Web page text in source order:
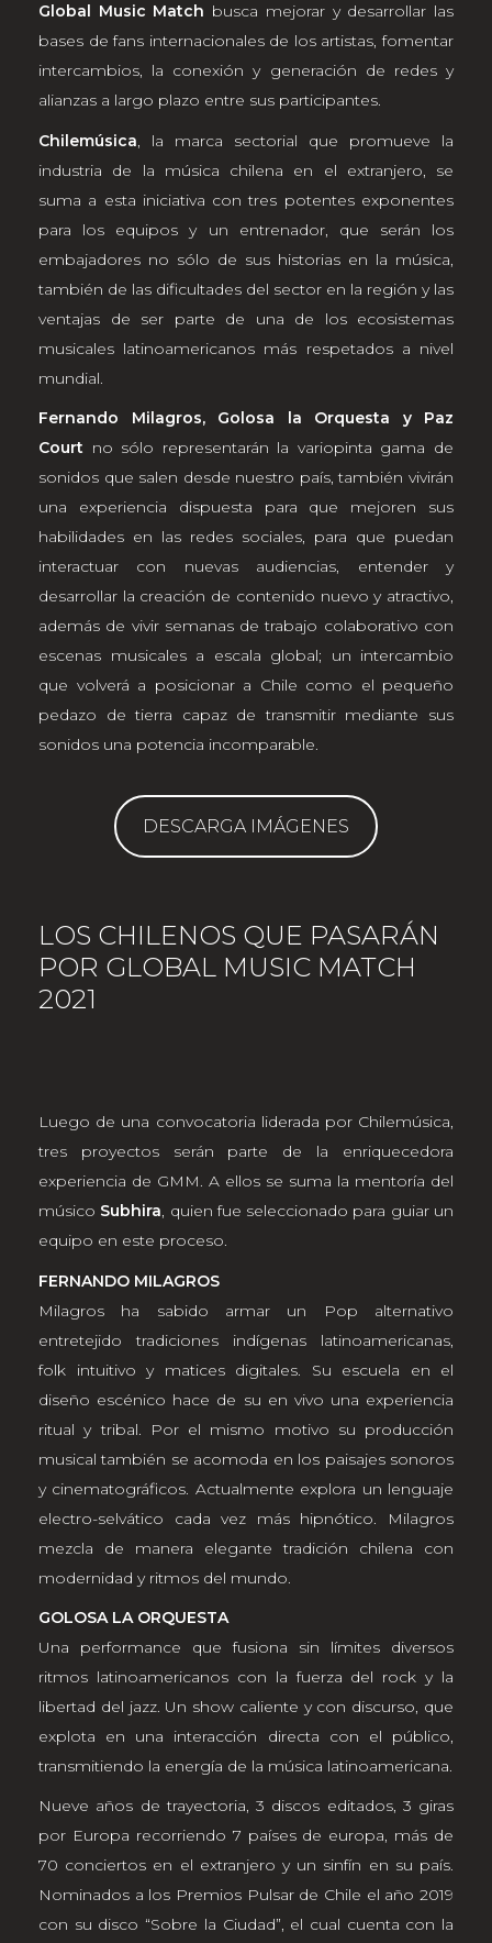
Global Music Match busca mejorar y desarrollar las
bases de fans internacionales de los artistas, fomentar
intercambios, la conexión y generación de redes y
alianzas a largo plazo entre sus participantes.
Chilemúsica, la marca sectorial que promueve la
industria de la música chilena en el extranjero, se
suma a esta iniciativa con tres potentes exponentes
para los equipos y un entrenador, que serán los
embajadores no sólo de sus historias en la música,
también de las dificultades del sector en la región y las
ventajas de ser parte de una de los ecosistemas
musicales latinoamericanos más respetados a nivel
mundial.
Fernando Milagros, Golosa la Orquesta y Paz
Court no sólo representarán la variopinta gama de
sonidos que salen desde nuestro país, también vivirán
una experiencia dispuesta para que mejoren sus
habilidades en las redes sociales, para que puedan
interactuar con nuevas audiencias, entender y
desarrollar la creación de contenido nuevo y atractivo,
además de vivir semanas de trabajo colaborativo con
escenas musicales a escala global; un intercambio
que volverá a posicionar a Chile como el pequeño
pedazo de tierra capaz de transmitir mediante sus
sonidos una potencia incomparable.
DESCARGA IMÁGENES
LOS CHILENOS QUE PASARÁN
POR GLOBAL MUSIC MATCH
2021
Luego de una convocatoria liderada por Chilemúsica,
tres proyectos serán parte de la enriquecedora
experiencia de GMM. A ellos se suma la mentoría del
músico Subhira, quien fue seleccionado para guiar un
equipo en este proceso.
FERNANDO MILAGROS
Milagros ha sabido armar un Pop alternativo
entretejido tradiciones indígenas latinoamericanas,
folk intuitivo y matices digitales. Su escuela en el
diseño escénico hace de su en vivo una experiencia
ritual y tribal. Por el mismo motivo su producción
musical también se acomoda en los paisajes sonoros
y cinematográficos. Actualmente explora un lenguaje
electro-selvático cada vez más hipnótico. Milagros
mezcla de manera elegante tradición chilena con
modernidad y ritmos del mundo.
GOLOSA LA ORQUESTA
Una performance que fusiona sin límites diversos
ritmos latinoamericanos con la fuerza del rock y la
libertad del jazz. Un show caliente y con discurso, que
explota en una interacción directa con el público,
transmitiendo la energía de la música latinoamericana.
Nueve años de trayectoria, 3 discos editados, 3 giras
por Europa recorriendo 7 países de europa, más de
70 conciertos en el extranjero y un sinfín en su país.
Nominados a los Premios Pulsar de Chile el año 2019
con su disco “Sobre la Ciudad”, el cual cuenta con la